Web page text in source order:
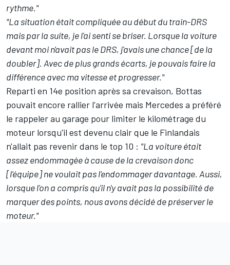
rythme."
"La situation était compliquée au début du train-DRS
mais par la suite, je l'ai senti se briser. Lorsque la voiture
devant moi n'avait pas le DRS, j'avais une chance [de la
doubler]. Avec de plus grands écarts, je pouvais faire la
différence avec ma vitesse et progresser."
Reparti en 14e position après sa crevaison, Bottas
pouvait encore rallier l'arrivée mais Mercedes a préféré
le rappeler au garage pour limiter le kilométrage du
moteur lorsqu'il est devenu clair que le Finlandais
n'allait pas revenir dans le top 10 : "La voiture était
assez endommagée à cause de la crevaison donc
[l'équipe] ne voulait pas l'endommager davantage. Aussi,
lorsque l'on a compris qu'il n'y avait pas la possibilité de
marquer des points, nous avons décidé de préserver le
moteur."